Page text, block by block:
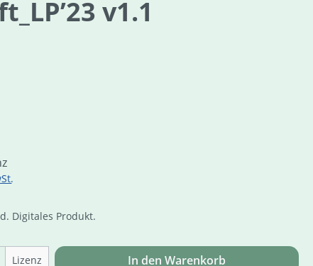
v1.1
Digitales Produkt.
Gib den gewünschten Wert
Lizenz In den Warenkorb